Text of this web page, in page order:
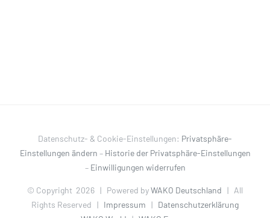
Datenschutz- & Cookie-Einstellungen: Privatsphäre-
Einstellungen ändern – Historie der Privatsphäre-Einstellungen
– Einwilligungen widerrufen
© Copyright 2026 | Powered byWAKO Deutschland | All
Rights Reserved | Impressum | Datenschutzerklärung